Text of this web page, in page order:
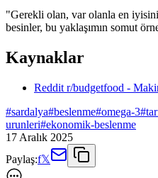
"Gerekli olan, var olanla en
besinler, bu yaklaşımın somut
Kaynaklar
Reddit r/budgetfood -
#sardalya#beslenme#omega-3#
urunleri#ekonomik-beslenme
17 Aralık 2025
Paylaş:f𝕏